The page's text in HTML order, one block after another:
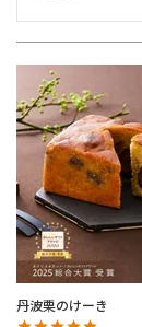
丹波栗のけーき